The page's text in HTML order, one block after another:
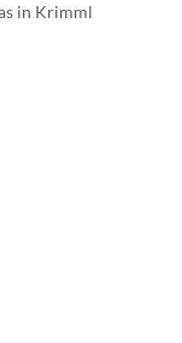
in Krimml